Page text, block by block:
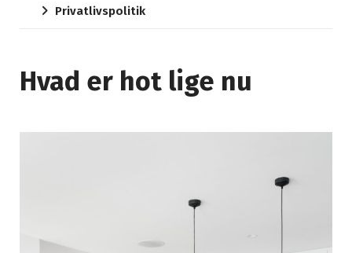
Privatlivspolitik
Hvad er hot lige nu